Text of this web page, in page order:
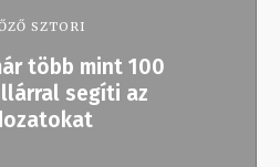
SZTORI
több mint 100
segíti az